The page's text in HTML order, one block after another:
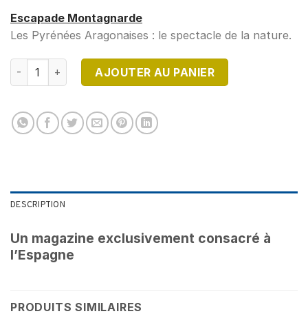
Escapade Montagnarde
Les Pyrénées Aragonaises : le spectacle de la nature.
quantité de DIRECTION ESPAGNE N°27
AJOUTER AU PANIER
DESCRIPTION
Un magazine exclusivement consacré à
l’Espagne
PRODUITS SIMILAIRES